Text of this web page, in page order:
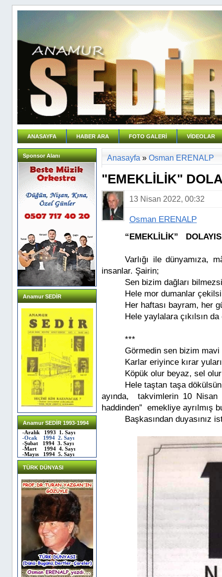
ANASAYFA HABER ARA FOTO GALERİ VİDEOLAR
Sponsor Alanı
Anamur SEDİR
Anamur SEDİR 1993-1994
-Aralık 1993 1. Sayı
-Ocak 1994 2. Sayı
-Şubat 1994 3. Sayı
-Mart 1994 4. Sayı
-Mayıs 1994 5. Sayı
TÜRK DÜNYASI
Anasayfa » Osman ERENALP
"EMEKLİLİK"
13 Nisan 2022, 00:32
Osman ERENALP
“EMEKLİLİK”
Varlığı ile dünyamıza,
insanlar. Şairin;
Sen bizim dağları
Hele mor dumanlar
Her haftası bayram, her
Hele yaylalara çıkılsın da
***
Görmedin sen bizim mavi
Karlar eriyince kırar
Köpük olur beyaz, sel olur
Hele taştan taşa
ayında, takvimlerin 10 Nisan
haddinden” emekliye ayrılmış
Başkasından duyasınız